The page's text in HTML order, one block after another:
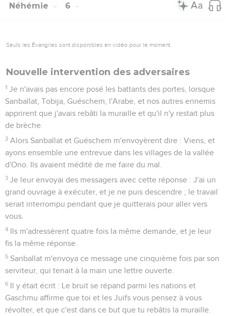
Néhémie 6
Seuls les Évangiles sont disponibles en vidéo pour le moment.
Nouvelle intervention des adversaires
1 Je n'avais pas encore posé les battants des portes, lorsque
Sanballat, Tobija, Guéschem, l'Arabe, et nos autres ennemis
apprirent que j'avais rebâti la muraille et qu'il n'y restait plus
de brèche.
2 Alors Sanballat et Guéschem m'envoyèrent dire : Viens, et
ayons ensemble une entrevue dans les villages de la vallée
d'Ono. Ils avaient médité de me faire du mal.
3 Je leur envoyai des messagers avec cette réponse : J'ai un
grand ouvrage à exécuter, et je ne puis descendre ; le travail
serait interrompu pendant que je quitterais pour aller vers
vous.
4 Ils m'adressèrent quatre fois la même demande, et je leur
fis la même réponse.
5 Sanballat m'envoya ce message une cinquième fois par son
serviteur, qui tenait à la main une lettre ouverte.
6 Il y était écrit : Le bruit se répand parmi les nations et
Gaschmu affirme que toi et les Juifs vous pensez à vous
révolter, et que c'est dans ce but que tu rebâtis la muraille.